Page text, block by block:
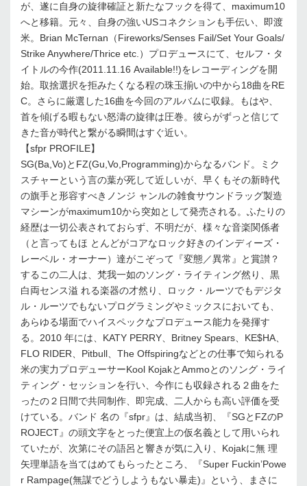
が、遂に自身の旋律確証と新たなフックを得て、maximum10
へと移籍。元々、自身の強いUSコネクションも手伝い、即渡
米。Brian McTernan（Fireworks/Senses Fail/Set Your Goals/
Strike Anywhere/Thrice etc.）プロデュースにて、セルフ・タ
イトルの今作(2011.11.16 Available!!)をレコーディングを開
始。取捨選択を拒みたくなる程の珠玉揃いの中から18曲をRE
C。さらに厳選した16曲を今回のアルバムに収録。もはや、
首を傾げる暇もない怒濤の旋律は圧巻。彼らがずっと信じて
きた音が時代と繋がる瞬間はすぐ近い。
【sfpr PROFILE】
SG(Ba,Vo)とFZ(Gu,Vo,Programming)からなるバンド。ミク
スチャーという言の葉が死して近しいが、早くもその新時代
の旗手と形容すべきノンジ ャンルの雑食サウンドラッグ製造
マシーンがmaximum10から突如として発売される。ふたりの
経歴は一切公表されておらず、不明だが、様々な音楽関係者
（と言ってもほ とんどがコアなロック好きのインディーズ・
レーベル・オーナー）達がこぞって『変態／異常』と賞讃？
するこの二人は、梵我一如のソング・ライティング然り、黒
白両センス溢 れる楽器の才然り、ロック・ルーツでもデジタ
ル・ルーツでもないプログラミングやミックスにおいても、
あらゆる場面でハイスペックなプロデュース能力を発揮す
る。2010 年には、KATY PERRY、Britney Spears、KE$HA、
FLO RIDER、Pitbull、The Offspiringなどとの仕事で知られる
米の実力プロデューサーKool KojakとAmmoとのソング・ライ
ティング・セッションを行い、今作にも収録される２曲をた
ったの２日間で共同制作、即完成、二人からも高い評価を受
けている。バンド 名の『sfpr』は、結成当初、『SGとFZのP
ROJECT』の頭文字をとった便宜上の仮名義として用いられ
ていたが、次第にその語呂と響きが気に入り、Kojakに無 理
矢理単語を当てはめてもらったところ、『Super Fuckin’Powe
r Rampage(無謀でどうしようもない暴走)』という、まさに